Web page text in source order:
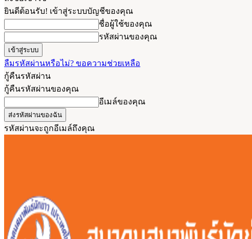
ยินดีต้อนรับ! เข้าสู่ระบบบัญชีของคุณ
ชื่อผู้ใช้ของคุณ
รหัสผ่านของคุณ
ลืมรหัสผ่านหรือไม่? ขอความช่วยเหลือ
กู้คืนรหัสผ่าน
กู้คืนรหัสผ่านของคุณ
อีเมล์ของคุณ
รหัสผ่านจะถูกอีเมล์ถึงคุณ